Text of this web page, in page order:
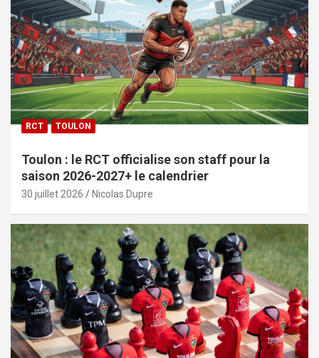
RCT TOULON
Toulon : le RCT officialise son staff pour la
saison 2026-2027+ le calendrier
30 juillet 2026 Nicolas Dupre